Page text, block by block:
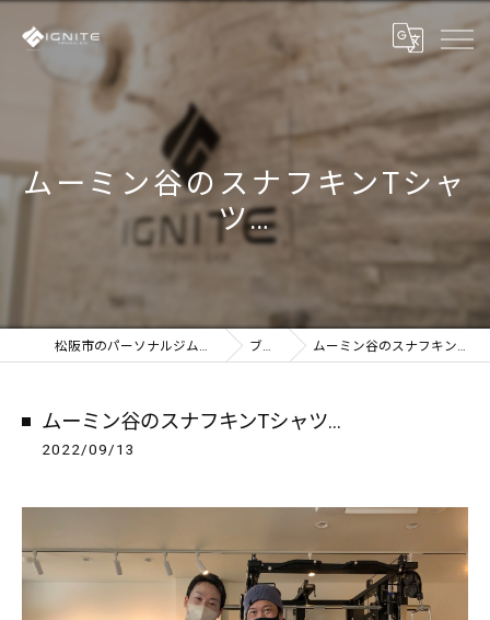
ムーミン谷のスナフキンTシャ
ツ…
松阪市のパーソナルジムならIGNITE ブログ ムーミン谷のスナフキンTシャツ…
ムーミン谷のスナフキンTシャツ…
2022/09/13